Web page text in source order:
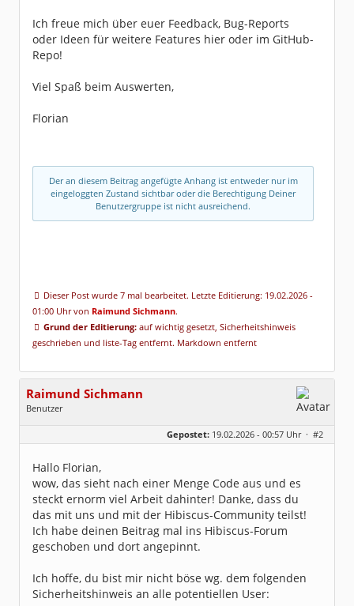
Ich freue mich über euer Feedback, Bug-Reports
oder Ideen für weitere Features hier oder im GitHub-
Repo!
Viel Spaß beim Auswerten,
Florian
Der an diesem Beitrag angefügte Anhang ist entweder nur im
eingeloggten Zustand sichtbar oder die Berechtigung Deiner
Benutzergruppe ist nicht ausreichend.
Dieser Post wurde 7 mal bearbeitet. Letzte Editierung: 19.02.2026 -
01:00 Uhr von Raimund Sichmann.
Grund der Editierung: auf wichtig gesetzt, Sicherheitshinweis
geschrieben und liste-Tag entfernt. Markdown entfernt
Raimund Sichmann
Benutzer
Dabei seit:
08 / 2002
Gepostet: 19.02.2026 - 00:57 Uhr · #2
Hallo Florian,
wow, das sieht nach einer Menge Code aus und es
steckt ernorm viel Arbeit dahinter! Danke, dass du
das mit uns und mit der Hibiscus-Community teilst!
Ich habe deinen Beitrag mal ins Hibiscus-Forum
geschoben und dort angepinnt.
Ich hoffe, du bist mir nicht böse wg. dem folgenden
Sicherheitshinweis an alle potentiellen User: